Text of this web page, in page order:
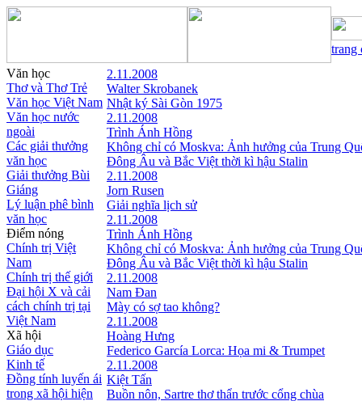
trang
Văn học
Thơ và Thơ Trẻ
Văn học Việt Nam
Văn học nước
ngoài
Các giải thưởng
văn học
Giải thưởng Bùi
Giáng
Lý luận phê bình
văn học
Điểm nóng
Chính trị Việt
Nam
Chính trị thế giới
Đại hội X và cải
cách chính trị tại
Việt Nam
Xã hội
Giáo dục
Kinh tế
Đồng tính luyến ái
trong xã hội hiện
2.11.2008
Walter Skrobanek
Nhật ký Sài Gòn 1975
2.11.2008
Trình Ánh Hồng
Không chỉ có Moskva: Ảnh hưởng của Trung
Đông Âu và Bắc Việt thời kì hậu Stalin
2.11.2008
Jorn Rusen
Giải nghĩa lịch sử
2.11.2008
Trình Ánh Hồng
Không chỉ có Moskva: Ảnh hưởng của Trung
Đông Âu và Bắc Việt thời kì hậu Stalin
2.11.2008
Nam Đan
Mày có sợ tao không?
2.11.2008
Hoàng Hưng
Federico García Lorca: Họa mi & Trumpet
2.11.2008
Kiệt Tấn
Buồn nôn, Sartre thơ thẩn trước cổng chùa